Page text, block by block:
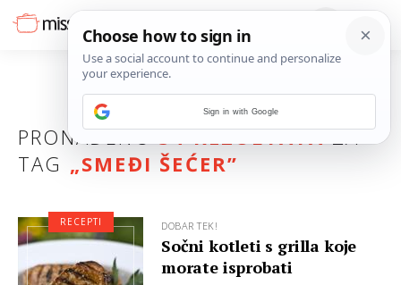
PRONAĐENO34 REZULTATAZA
TAG „SMEĐI ŠEĆER”
DOBAR TEK!
Sočni kotleti s grilla koje
morate isprobati
RECEPTI
Sign in with Google